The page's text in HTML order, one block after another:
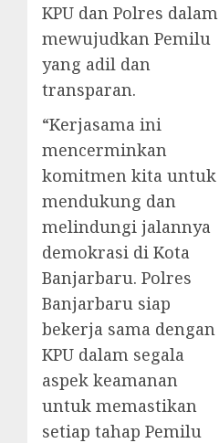
KPU dan Polres dalam
mewujudkan Pemilu
yang adil dan
transparan.
“Kerjasama ini
mencerminkan
komitmen kita untuk
mendukung dan
melindungi jalannya
demokrasi di Kota
Banjarbaru. Polres
Banjarbaru siap
bekerja sama dengan
KPU dalam segala
aspek keamanan
untuk memastikan
setiap tahap Pemilu